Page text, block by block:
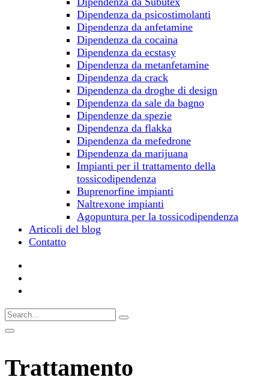
Dipendenza da psicostimolanti
Dipendenza da anfetamine
Dipendenza da cocaina
Dipendenza da ecstasy
Dipendenza da metanfetamine
Dipendenza da crack
Dipendenza da droghe di design
Dipendenza da sale da bagno
Dipendenze da spezie
Dipendenza da flakka
Dipendenza da mefedrone
Dipendenza da marijuana
Impianti per il trattamento della
tossicodipendenza
Buprenorfine impianti
Naltrexone impianti
Agopuntura per la tossicodipendenza
Articoli del blog
Contatto
Trattamento